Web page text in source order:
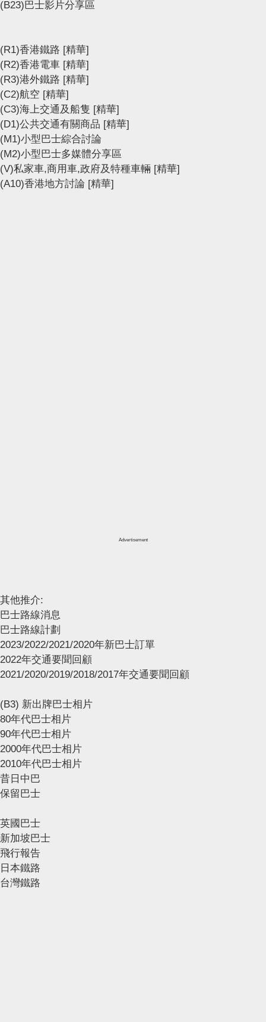
(B23)巴士影片分享區
(R1)香港鐵路 [精華]
(R2)香港電車 [精華]
(R3)港外鐵路 [精華]
(C2)航空 [精華]
(C3)海上交通及船隻 [精華]
(D1)公共交通有關商品 [精華]
(M1)小型巴士綜合討論
(M2)小型巴士多媒體分享區
(V)私家車,商用車,政府及特種車輛 [精華]
(A10)香港地方討論 [精華]
Advertisement
其他推介:
巴士路線消息
巴士路線計劃
2023/2022/2021/2020年新巴士訂單
2022年交通要聞回顧
2021/2020/2019/2018/2017年交通要聞回顧
(B3) 新出牌巴士相片
80年代巴士相片
90年代巴士相片
2000年代巴士相片
2010年代巴士相片
昔日中巴
保留巴士
英國巴士
新加坡巴士
飛行報告
日本鐵路
台灣鐵路